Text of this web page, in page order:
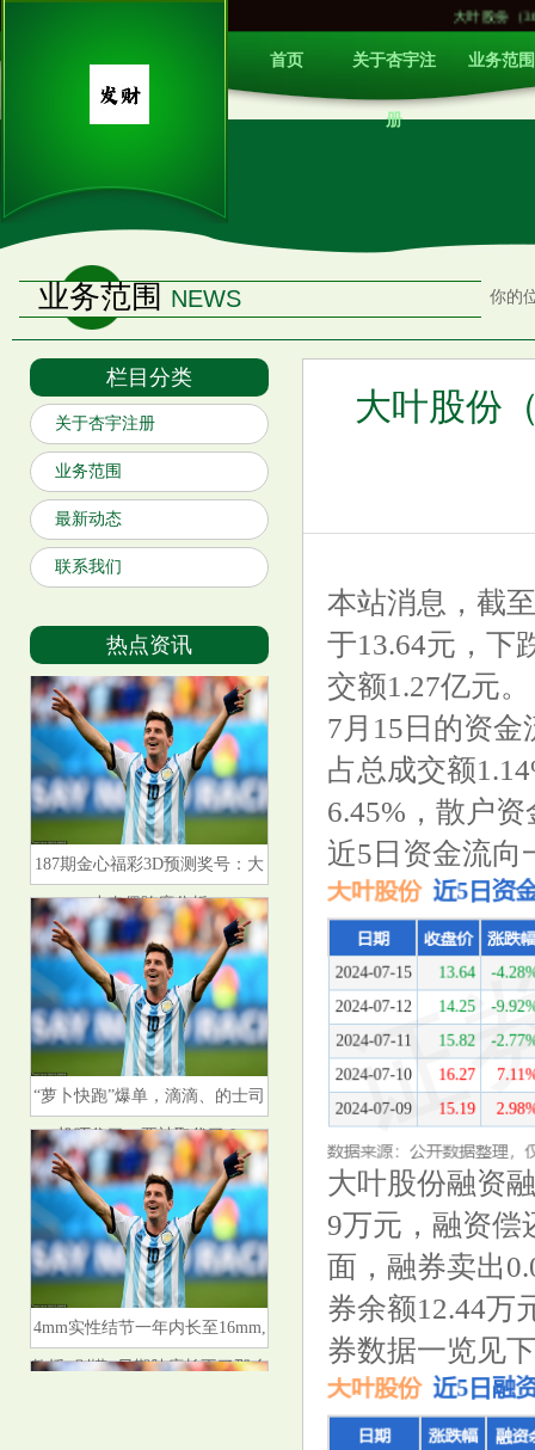
大叶股份（
首页 关于杏宇注
册
业务范围
业务范围 NEWS 你的
栏目分类
关于杏宇注册
业务范围
最新动态
联系我们
热点资讯
力资金净卖出144.67万元
187期金心福彩3D预测奖号：大
小奇偶跨度分析
“萝卜快跑”爆单，滴滴、的士司
机吓住了，要被取代了？
4mm实性结节一年内长至16mm,
教授: 别慌, 早期肿瘤长不了那么
大叶股份
本站消息，截
于13.64元，下
交额1.27亿元。
7月15日的资金
占总成交额
6.45%，散户
近5日资金流向
大叶股份融资
9万元，融资偿
面，融券卖出
券余额12.44万
券数据一览见